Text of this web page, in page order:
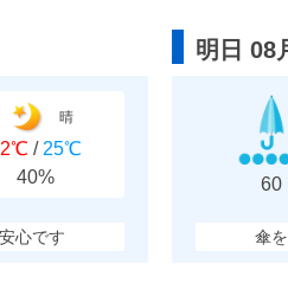
晴
/ 25℃
40%
心です
明日 08
60
傘